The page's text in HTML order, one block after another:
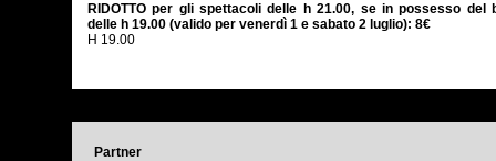
RIDOTTO per gli spettacoli delle h 21.00, se in possesso del
delle h 19.00 (valido per venerdì 1 e sabato 2 luglio): 8€
H 19.00
Partner